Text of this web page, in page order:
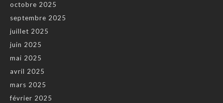
octobre 2025
septembre 2025
juillet 2025
juin 2025
mai 2025
avril 2025
mars 2025
février 2025